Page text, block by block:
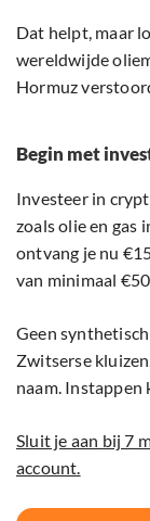
Dat helpt, maar
wereldwijde
Hormuz
Begin met
Investeer in
zoals olie en gas
ontvang je nu
van minimaal
Geen
Zwitserse
naam. Instappen
Sluit je aan bij 7
account.